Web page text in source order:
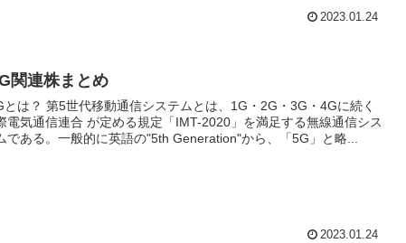
2023.01.24
関連株まとめ
動通信システムとは、1G・2G・3G・4Gに続く
電気通信連合 が定める規定「IMT-2020」を満足する無線通信シス
である。一般的に英語の"5th Generation"から、「5G」と略...
2023.01.24